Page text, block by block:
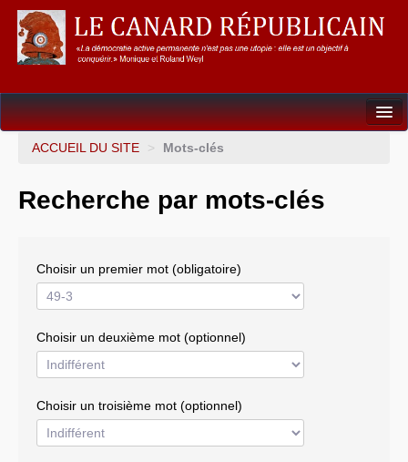
Dossiers
Gouvernance mondiale & mondialisation
Résistances
Systèmes & société sous contrôle
ACCUEIL DU SITE > Mots-clés
Recherche par mots-clés
Choisir un premier mot (obligatoire)
Choisir un deuxième mot (optionnel)
Choisir un troisième mot (optionnel)